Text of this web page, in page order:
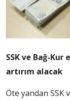
SSK ve Bağ-
artırım alacak
Öte yandan SSK